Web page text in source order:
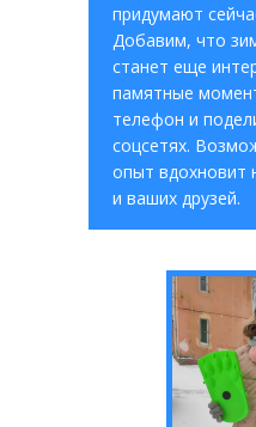
придумают
Добавим, что
станет еще
памятные
телефон и
соцсетях.
опыт вдохновит
и ваших друзей.